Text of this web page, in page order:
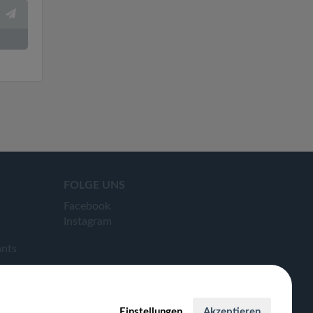
FOLGE UNS
Facebook
Instagram